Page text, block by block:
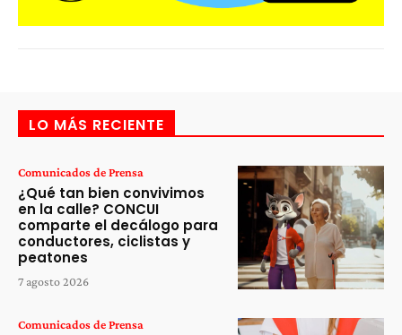
LO MÁS RECIENTE
Comunicados de Prensa
¿Qué tan bien convivimos
en la calle? CONCUI
comparte el decálogo para
conductores, ciclistas y
peatones
7 agosto 2026
Comunicados de Prensa